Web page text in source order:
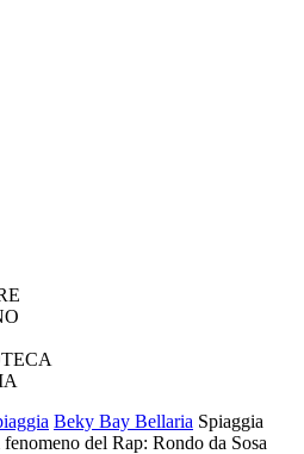
Beky Bay Bellaria Spiaggia
del Rap: Rondo da Sosa